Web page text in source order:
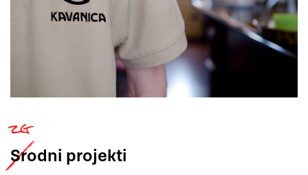
Srodni projekti